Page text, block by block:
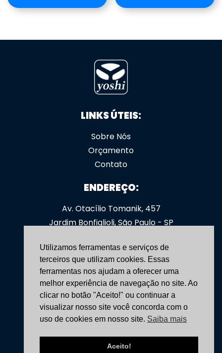
LINKS ÚTEIS:
Sobre Nós
Orçamento
Contato
ENDEREÇO:
Av. Otacílio Tomanik, 457
Jardim Bonfiglioli, São Paulo - SP
SIGA-NOS:
yoshimoveis
CONTATO:
(11) 3531-4166
+55 (11) 96758-7736
Utilizamos ferramentas e serviços de
terceiros que utilizam cookies. Essas
ferramentas nos ajudam a oferecer uma
melhor experiência de navegação no site. Ao
clicar no botão "Aceito!" ou continuar a
visualizar nosso site você concorda com o
uso de cookies em nosso site. Saiba mais
Aceito!